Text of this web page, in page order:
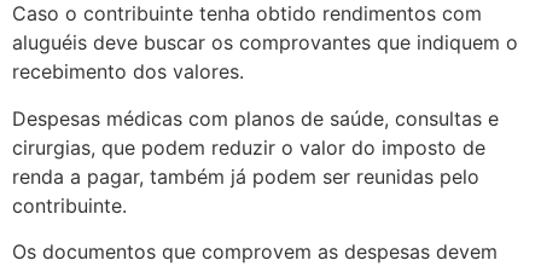
Caso o contribuinte tenha obtido rendimentos com
aluguéis deve buscar os comprovantes que indiquem o
recebimento dos valores.
Despesas médicas com planos de saúde, consultas e
cirurgias, que podem reduzir o valor do imposto de
renda a pagar, também já podem ser reunidas pelo
contribuinte.
Os documentos que comprovem as despesas devem